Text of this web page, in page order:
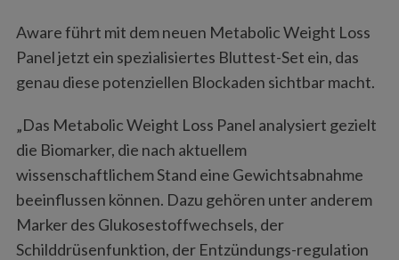
Aware führt mit dem neuen Metabolic Weight Loss
Panel jetzt ein spezialisiertes Bluttest-Set ein, das
genau diese potenziellen Blockaden sichtbar macht.
„Das Metabolic Weight Loss Panel analysiert gezielt
die Biomarker, die nach aktuellem
wissenschaftlichem Stand eine Gewichtsabnahme
beeinflussen können. Dazu gehören unter anderem
Marker des Glukosestoffwechsels, der
Schilddrüsenfunktion, der Entzündungs-regulation